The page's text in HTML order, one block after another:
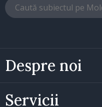
Despre noi
Servicii